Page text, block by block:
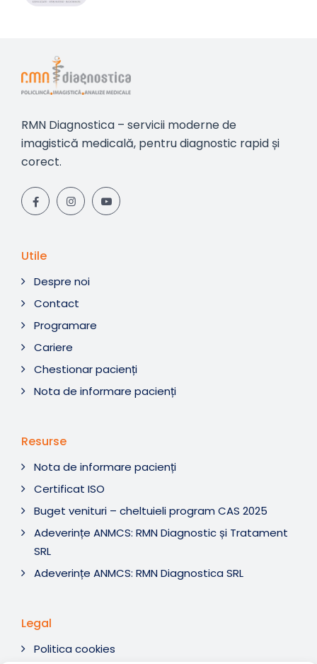
RMN Diagnostica – servicii moderne de
imagistică medicală, pentru diagnostic rapid și
corect.
Utile
Despre noi
Contact
Programare
Cariere
Chestionar pacienți
Nota de informare pacienți
Resurse
Nota de informare pacienți
Certificat ISO
Buget venituri – cheltuieli program CAS 2025
Adeverințe ANMCS: RMN Diagnostic și Tratament
SRL
Adeverințe ANMCS: RMN Diagnostica SRL
Legal
Politica cookies